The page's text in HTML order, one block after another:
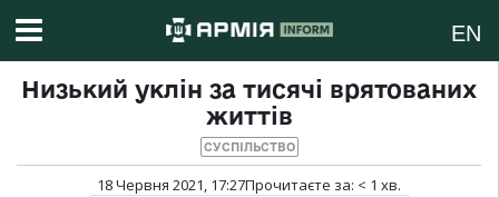
EN
Низький уклін за тисячі врятованих
життів
СУСПІЛЬСТВО
18 Червня 2021, 17:27Прочитаєте за: < 1 хв.